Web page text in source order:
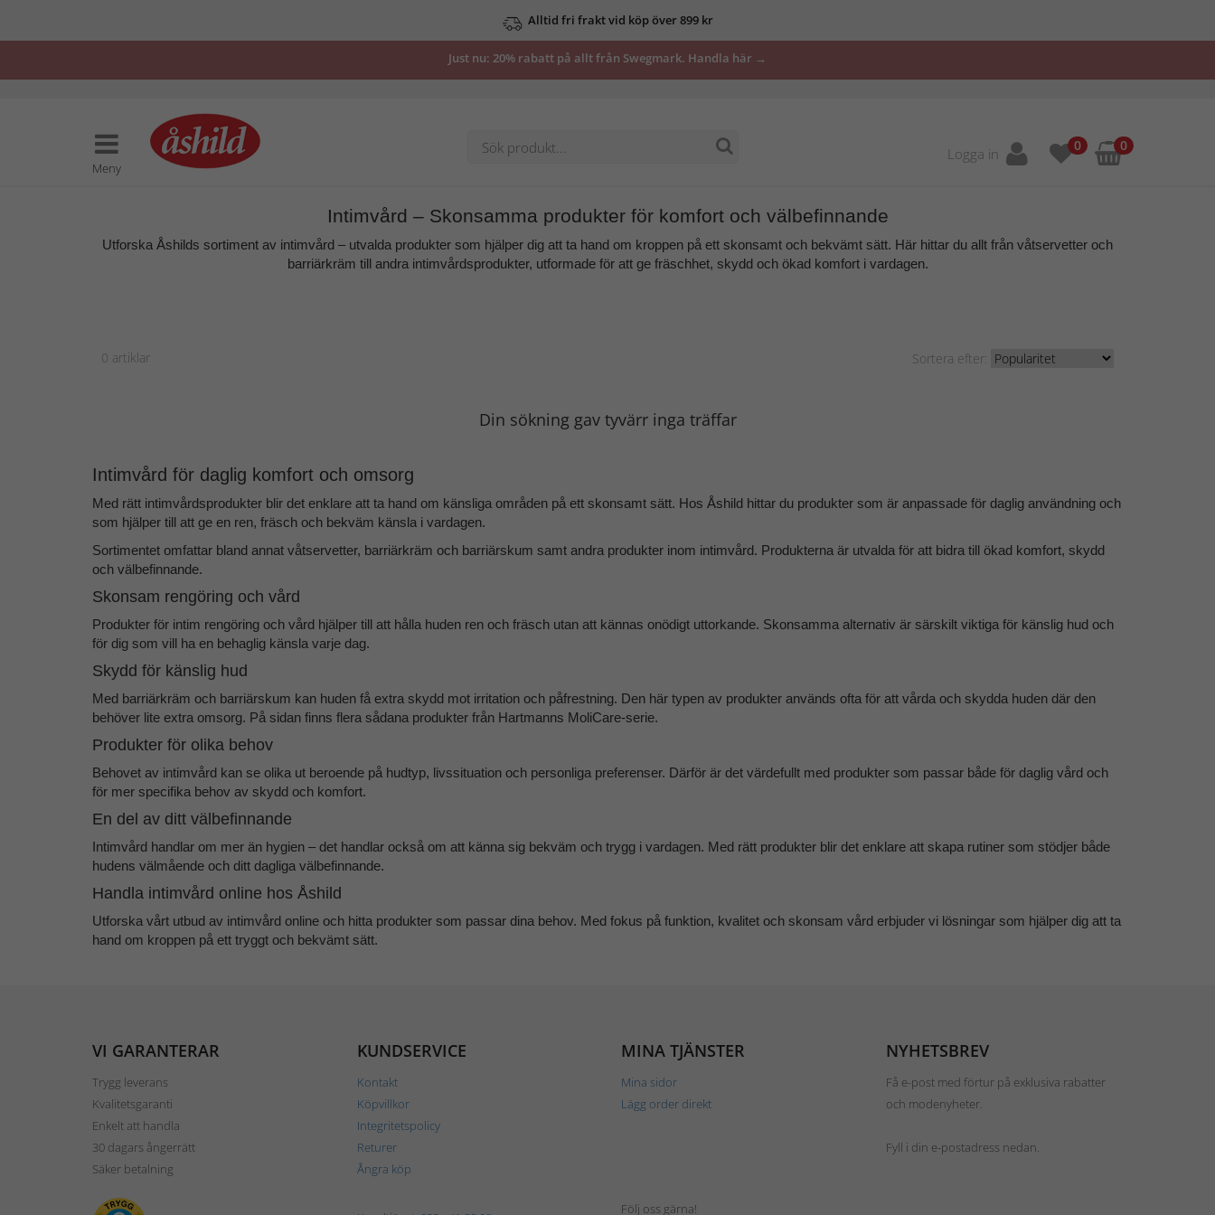
Alltid fri frakt vid köp över 899 kr
Just nu: 20% rabatt på allt från Swegmark. Handla här →
Meny
Logga in 0 0
Intimvård – Skonsamma produkter för komfort och välbefinnande
Utforska Åshilds sortiment av intimvård – utvalda produkter som hjälper dig att ta hand om kroppen på ett skonsamt och bekvämt sätt. Här hittar du allt från våtservetter och
barriärkräm till andra intimvårdsprodukter, utformade för att ge fräschhet, skydd och ökad komforti vardagen.
0 artiklar Sortera efter:
Din sökning gav tyvärr inga träffar
Intimvård för daglig komfort och omsorg
Med rätt intimvårdsprodukter blir det enklare att ta hand om känsliga områden på ett skonsamt sätt. Hos Åshild hittar du produkter som är anpassade för daglig användning och
som hjälper till att ge en ren, fräsch och bekväm känsla i vardagen.
Sortimentet omfattar bland annat våtservetter, barriärkräm och barriärskum samt andra produkter inom intimvård. Produkterna är utvalda för att bidra till ökad komfort, skydd
och välbefinnande.
Skonsam rengöring och vård
Produkter för intim rengöring och vård hjälper till att hålla huden ren och fräsch utan att kännas onödigt uttorkande. Skonsamma alternativ är särskilt viktiga för känslig hud och
för dig som vill ha en behaglig känsla varje dag.
Skydd för känslig hud
Med barriärkräm och barriärskum kan huden få extra skydd mot irritation och påfrestning. Den här typen av produkter används ofta för att vårda och skydda huden där den
behöver lite extra omsorg. På sidan finns flera sådana produkter från Hartmanns MoliCare-serie.
Produkter för olika behov
Behovet av intimvård kan se olika ut beroende på hudtyp, livssituation och personliga preferenser. Därför är det värdefullt med produkter som passar både för daglig vård och
för mer specifika behov av skydd och komfort.
En del av ditt välbefinnande
Intimvård handlar om mer än hygien – det handlar också om att känna sig bekväm och trygg i vardagen. Med rätt produkter blir det enklare att skapa rutiner som stödjer både
hudens välmående och ditt dagliga välbefinnande.
Handla intimvård online hos Åshild
Utforska vårt utbud av intimvård online och hitta produkter som passar dina behov. Med fokus på funktion, kvalitet och skonsam vård erbjuder vi lösningar som hjälper dig att ta
hand om kroppen på ett tryggt och bekvämt sätt.
VI GARANTERAR
Trygg leverans
Kvalitetsgaranti
Enkelt att handla
30 dagars ångerrätt
Säker betalning
KUNDSERVICE
Kontakt
Köpvillkor
Integritetspolicy
Returer
Ångra köp
MINA TJÄNSTER
Mina sidor
Lägg order direkt
NYHETSBREV
Få e-post med förtur på exklusiva rabatter
och modenyheter.
Fyll i din e-postadress nedan.
Följ oss gärna!